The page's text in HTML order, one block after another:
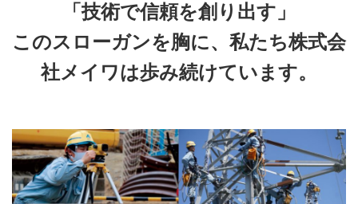
「技術で信頼を創り出す」
このスローガンを胸に、私たち株式会
社メイワは歩み続けています。